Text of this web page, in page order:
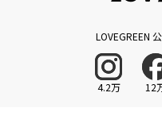
LOVEGREEN
4.2万 12